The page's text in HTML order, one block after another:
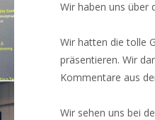
Wir haben uns über
Wir hatten die tolle
präsentieren. Wir
Kommentare aus
Wir sehen uns bei